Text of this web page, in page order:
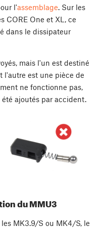
l'assemblage. Sur les
CORE One et XL, ce
dans le dissipateur
mais l'un est destiné
l'autre est une pièce de
ne fonctionne pas,
ajoutés par accident.
du MMU3
MK3.9/S ou MK4/S, le